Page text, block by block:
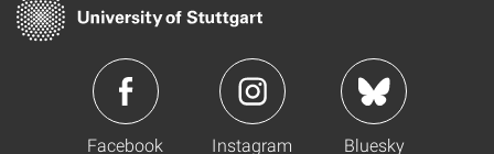
Facebook Instagram Bluesky